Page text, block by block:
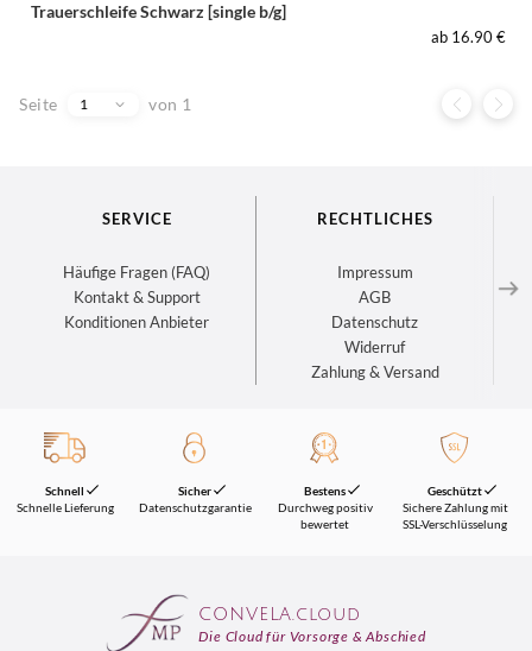
Trauerschleife Schwarz [single b/g]
ab 16.90 €
Seite 1 von 1
SERVICE
Häufige Fragen (FAQ)
Kontakt & Support
Konditionen Anbieter
RECHTLICHES
Impressum
AGB
Datenschutz
Widerruf
Zahlung & Versand
Schnell
Schnelle Lieferung
Sicher
Datenschutzgarantie
Bestens
Durchweg positiv
bewertet
Geschützt
Sichere Zahlung mit
SSL-Verschlüsselung
CONVELA.cloud
Die Cloud für Vorsorge & Abschied